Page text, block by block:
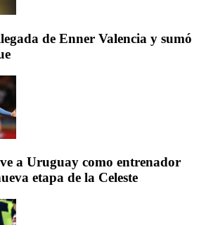
de Enner Valencia y sumó
a Uruguay como entrenador
etapa de la Celeste